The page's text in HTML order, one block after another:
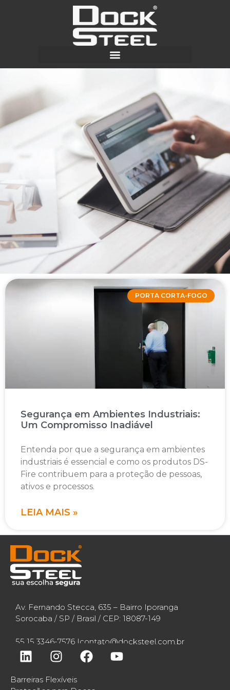
PORTA CORTA-FOGO
Segurança em Ambientes Industriais:
Um Compromisso Inadiável
Entenda por que a segurança em ambientes
industriais é essencial e como os produtos DS-
Fire contribuem para a proteção de pessoas,
ativos e processos.
LEIA MAIS »
Av. Fernando Stecca, 635 – Bairro Iporanga
Sorocaba / SP / Brasil / CEP: 18087-149
55 15 3346-7576 |contato@docksteel.com.br
Barreiras Flexíveis